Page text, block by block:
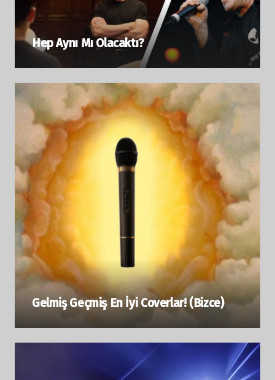
Hep Aynı Mı Olacaktı?
Gelmiş Geçmiş En İyi Coverlar! (Bizce)